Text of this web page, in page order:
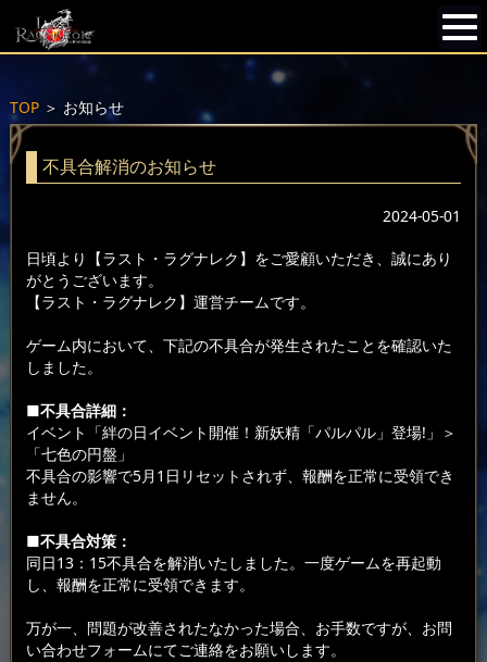
TOP＞ お知らせ
不具合解消のお知らせ
2024-05-01
日頃より【ラスト・ラグナレク】をご愛顧いただき、誠にあり
がとうございます。
【ラスト・ラグナレク】運営チームです。
ゲーム内において、下記の不具合が発生されたことを確認いた
しました。
■不具合詳細：
イベント「絆の日イベント開催！新妖精「パルパル」登場!」＞
「七色の円盤」
不具合の影響で5月1日リセットされず、報酬を正常に受領でき
ません。
■不具合対策：
同日13：15不具合を解消いたしました。一度ゲームを再起動
し、報酬を正常に受領できます。
万が一、問題が改善されたなかった場合、お手数ですが、お問
い合わせフォームにてご連絡をお願いします。